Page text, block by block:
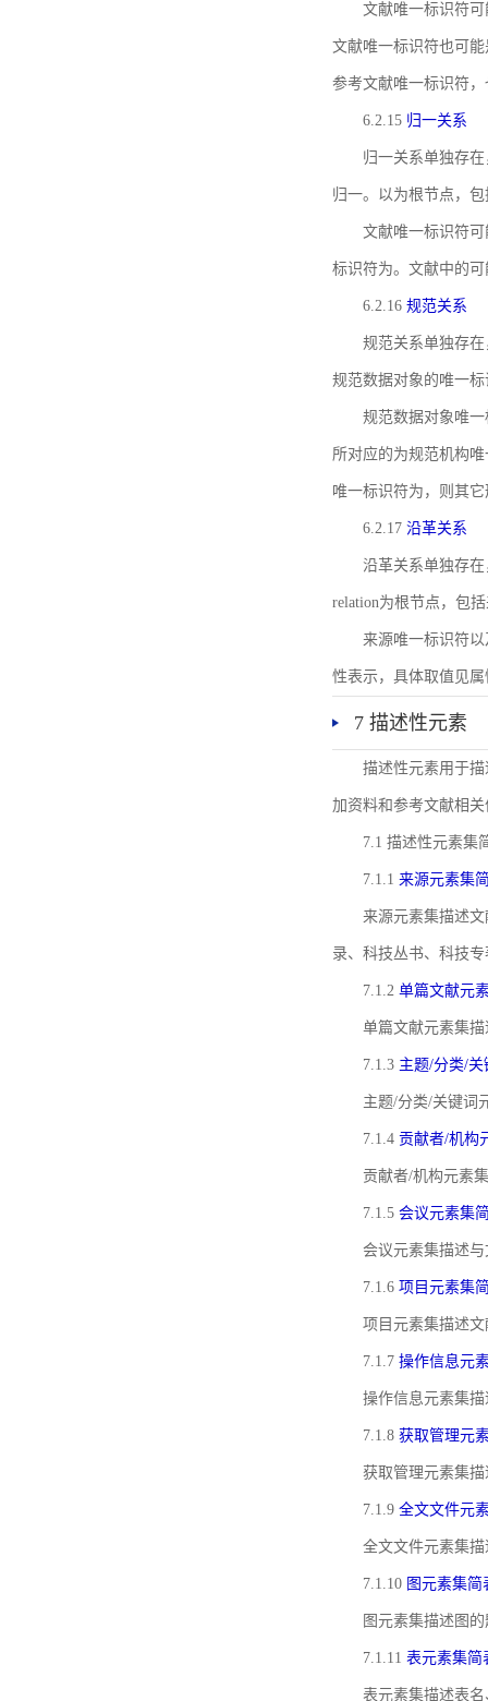
文献唯一标识符
文献唯一标识符也可
参考文献唯一标识符
6.2.15 归一关系
归一关系单独存
归一。以为根节点，
文献唯一标识符
标识符为。文献中的
6.2.16 规范关系
规范关系单独存
规范数据对象的唯一
规范数据对象唯一
所对应的为规范机构
唯一标识符为，则其
6.2.17 沿革关系
沿革关系单独存
relation为根节点，包
来源唯一标识符以
性表示，具体取值见属
7 描述性元素
描述性元素用于
加资料和参考文献相
7.1 描述性元素集
7.1.1 来源元素集
来源元素集描述
录、科技丛书、科技
7.1.2 单篇文献元
单篇文献元素集
7.1.3 主题/分类/
主题/分类/关键词
7.1.4 贡献者/机构
贡献者/机构元素
7.1.5 会议元素集
会议元素集描述
7.1.6 项目元素集
项目元素集描述
7.1.7 操作信息元
操作信息元素集
7.1.8 获取管理元
获取管理元素集
7.1.9 全文文件元
全文文件元素集
7.1.10 图元素集简
图元素集描述图
7.1.11 表元素集简
表元素集描述表